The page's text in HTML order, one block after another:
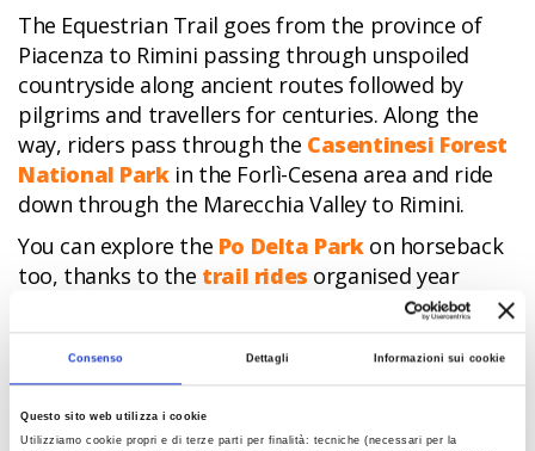
Consenso Dettagli Informazioni sui cookie
Questo sito web utilizza i cookie
Utilizziamo cookie propri e di terze parti per finalità: tecniche (necessari per la
The Equestrian Trail goes from the province of
Piacenza to Rimini passing through unspoiled
countryside along ancient routes followed by
pilgrims and travellers for centuries. Along the
way, riders pass through the Casentinesi Forest
National Parkin the Forlì-Cesena area and ride
down through the Marecchia Valley to Rimini.
You can explore the Po Delta Parkon horseback
too, thanks to the trail rides organised year
round through the age-old pine groves and valleys
of this enchanting UNESCO heritage land. The
routes are easy and suitable for beginners, who
Delta horse, known for their sweet disposition.